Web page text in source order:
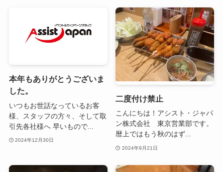
本年もありがとうございま
した。
いつもお世話なっているお客
様、スタッフの方々、そして取
引先各社様へ 早いもので...
2024年12月30日
二度付け禁止
こんにちは！アシスト・ジャパ
ン株式会社 東京営業部です。
暦上ではもう秋のはず...
2024年9月21日